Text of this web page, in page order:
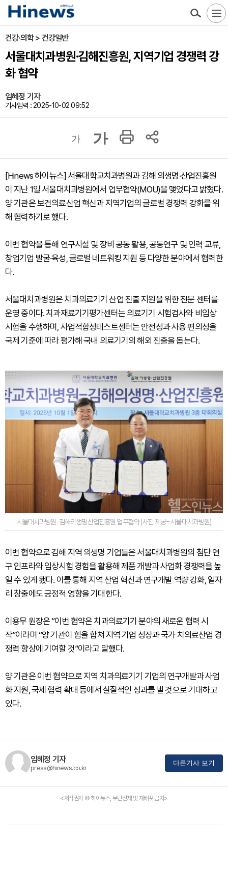
건강·의학 > 건강일반
서울대치과병원·김해진흥원, 지역기업 경쟁력 강
화 협약
임혜정 기자
기사입력 : 2025-10-02 09:52
가 가
[Hinews 하이뉴스] 서울대학교치과병원과 김해 의생명·산업진흥원
이 지난 1일 서울대치과병원에서 업무협약(MOU)을 맺었다고 밝혔다.
양 기관은 보건의료산업 혁신과 지역기업의 글로벌 경쟁력 강화를 위
해 협력하기로 했다.
이번 협약을 통해 연구시설 및 장비 공동 활용, 공동연구 및 인력 교류,
창업기업 발굴·육성, 글로벌 네트워킹 지원 등 다양한 분야에서 협력한
다.
서울대치과병원은 치과의료기기 산업 진출 지원을 위한 전문 센터를
운영 중이다. 치과재료기기평가센터는 의료기기 시험검사와 비임상
시험을 수행하며, 사업적합성테스트센터는 안전성과 사용 편의성을
국제 기준에 따라 평가해 국내 의료기기의 해외 진출을 돕는다.
서울대치과병원-김해의생명산업진흥원 업무협약 (사진 제공=서울대치과병원)
이번 협약으로 김해 지역 의생명 기업들은 서울대치과병원의 첨단 연
구 인프라와 임상시험 경험을 활용해 제품 개발과 사업화 경쟁력을 높
일 수 있게 됐다. 이를 통해 지역 산업 혁신과 연구개발 역량 강화, 일자
리 창출에도 긍정적 영향을 기대한다.
이용무 원장은 “이번 협약은 치과의료기기 분야의 새로운 협력 시
작”이라며 “양 기관이 힘을 합쳐 지역 기업 성장과 국가 치의료산업 경
쟁력 향상에 기여할 것”이라고 말했다.
양 기관은 이번 협약으로 지역 치과의료기기 기업의 연구개발과 사업
화 지원, 국제 협력 확대 등에서 실질적인 성과를 낼 것으로 기대하고
있다.
임혜정 기자
press@hinews.co.kr
다른기사 보기
<저작권자 © 하이뉴스, 무단전재 및 재배포 금지>